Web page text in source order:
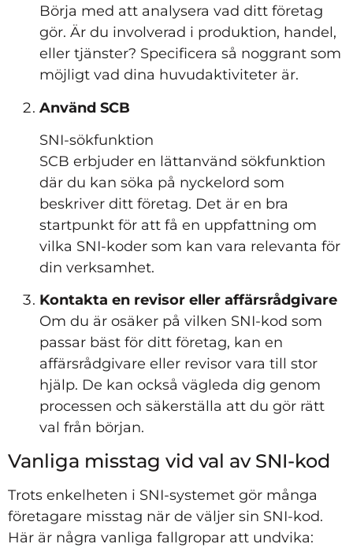
Börja med att analysera vad ditt företag
gör. Är du involverad i produktion, handel,
eller tjänster? Specificera så noggrant som
möjligt vad dina huvudaktiviteter är.
Använd SCB
SNI-sökfunktion
SCB erbjuder en lättanvänd sökfunktion
där du kan söka på nyckelord som
beskriver ditt företag. Det är en bra
startpunkt för att få en uppfattning om
vilka SNI-koder som kan vara relevanta för
din verksamhet.
Kontakta en revisor eller affärsrådgivare
Om du är osäker på vilken SNI-kod som
passar bäst för ditt företag, kan en
affärsrådgivare eller revisor vara till stor
hjälp. De kan också vägleda dig genom
processen och säkerställa att du gör rätt
val från början.
Vanliga misstag vid val av SNI-kod
Trots enkelheten i SNI-systemet gör många
företagare misstag när de väljer sin SNI-kod.
Här är några vanliga fallgropar att undvika: